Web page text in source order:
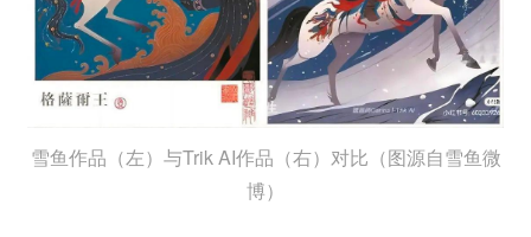
雪鱼作品（左）与Trik AI作品（右）对比（图源自雪鱼微
博）